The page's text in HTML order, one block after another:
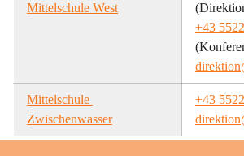
Mittelschule West
+43
Mittelschule
Zwischenwasser
+43